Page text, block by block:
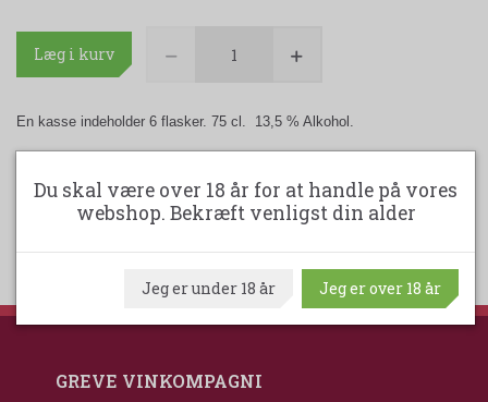
Læg i kurv
En kasse indeholder 6 flasker. 75 cl. 13,5 % Alkohol.
Udskriv produktark
GREVE VINKOMPAGNI
Du skal være over 18 år for at handle på vores
webshop. Bekræft venligst din alder
Jeg er under 18 år Jeg er over 18 år